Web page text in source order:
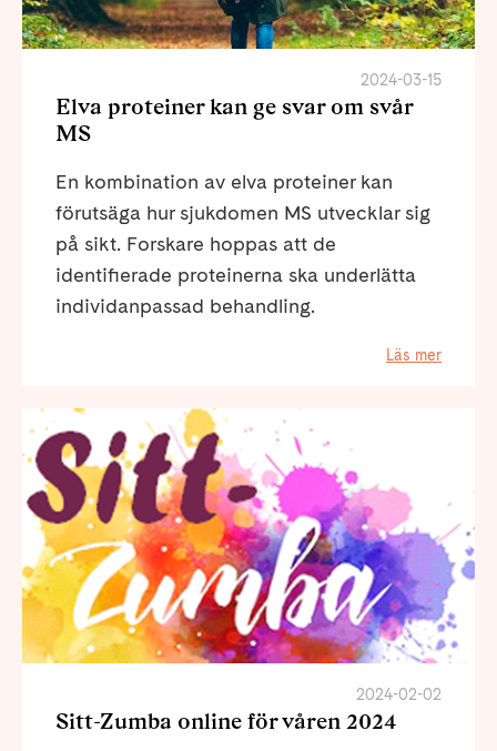
2024-03-15
Elva proteiner kan ge svar om svår
MS
En kombination av elva proteiner kan
förutsäga hur sjukdomen MS utvecklar sig
på sikt. Forskare hoppas att de
identifierade proteinerna ska underlätta
individanpassad behandling.
Läs mer
2024-02-02
Sitt-Zumba online för våren 2024